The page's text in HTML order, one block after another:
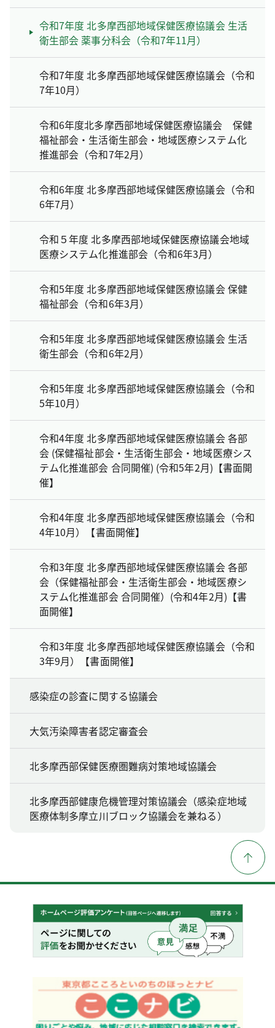
令和7年度 北多摩西部地域保健医療協議会 生活
衛生部会 薬事分科会（令和7年11月）
令和7年度 北多摩西部地域保健医療協議会（令和
7年10月）
令和6年度北多摩西部地域保健医療協議会 保健
福祉部会・生活衛生部会・地域医療システム化
推進部会（令和7年2月）
令和6年度 北多摩西部地域保健医療協議会（令和
6年7月）
令和５年度 北多摩西部地域保健医療協議会地域
医療システム化推進部会（令和6年3月）
令和5年度 北多摩西部地域保健医療協議会 保健
福祉部会（令和6年3月）
令和5年度 北多摩西部地域保健医療協議会 生活
衛生部会（令和6年2月）
令和5年度 北多摩西部地域保健医療協議会（令和
5年10月）
令和4年度 北多摩西部地域保健医療協議会 各部
会 (保健福祉部会・生活衛生部会・地域医療シス
テム化推進部会 合同開催) (令和5年2月)【書面開
催】
令和4年度 北多摩西部地域保健医療協議会（令和
4年10月）【書面開催】
令和3年度 北多摩西部地域保健医療協議会 各部
会（保健福祉部会・生活衛生部会・地域医療シ
ステム化推進部会 合同開催）(令和4年2月)【書
面開催】
令和3年度 北多摩西部地域保健医療協議会（令和
3年9月）【書面開催】
感染症の診査に関する協議会
大気汚染障害者認定審査会
北多摩西部保健医療圏難病対策地域協議会
北多摩西部健康危機管理対策協議会（感染症地域
医療体制多摩立川ブロック協議会を兼ねる）